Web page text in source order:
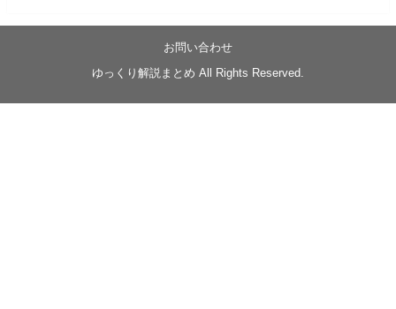
【忍】ゆっくり季節性ドネート2021初夏22･23春/異世
界ファンタジー回解説【殺】～トリダ編
https://www.nicovideo.jp/watch/sm42161719
お問い合わせ
ゆっくり解説まとめ All Rights Reserved.